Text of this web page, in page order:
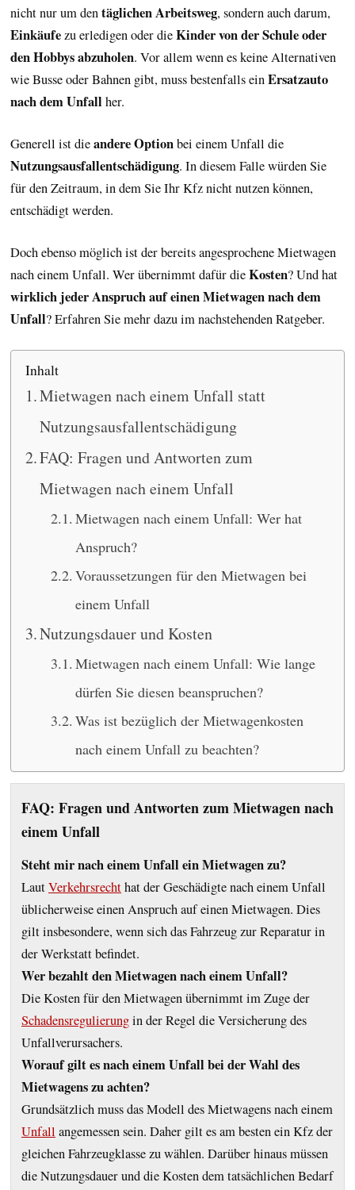
nicht nur um dentäglichen Arbeitsweg, sondern auch darum,
Einkäufezu erledigen oder dieKinder von der Schule oder
den Hobbys abzuholen. Vor allem wenn es keine Alternativen
wie Busse oder Bahnen gibt, muss bestenfalls einErsatzauto
nach dem Unfall her.
Generell ist dieandere Optionbei einem Unfall die
Nutzungsausfallentschädigung. In diesem Falle würden Sie
für den Zeitraum, in dem Sie Ihr Kfz nicht nutzen können,
entschädigt werden.
Doch ebenso möglich ist der bereits angesprochene Mietwagen
nach einem Unfall. Wer übernimmt dafür dieKosten? Und hat
wirklich jeder Anspruch auf einen Mietwagen nach dem
Unfall? Erfahren Sie mehr dazu im nachstehenden Ratgeber.
Inhalt
Mietwagen nach einem Unfall statt
Nutzungsausfallentschädigung
FAQ: Fragen und Antworten zum
Mietwagen nach einem Unfall
Mietwagen nach einem Unfall: Wer hat
Anspruch?
Voraussetzungen für den Mietwagen bei
einem Unfall
Nutzungsdauer und Kosten
Mietwagen nach einem Unfall: Wie lange
dürfen Sie diesen beanspruchen?
Was ist bezüglich der Mietwagenkosten
nach einem Unfall zu beachten?
FAQ: Fragen und Antworten zum Mietwagen nach
einem Unfall
Steht mir nach einem Unfall ein Mietwagen zu?
LautVerkehrsrechthat der Geschädigte nach einem Unfall
üblicherweise einen Anspruch auf einen Mietwagen. Dies
gilt insbesondere, wenn sich das Fahrzeug zur Reparatur in
der Werkstatt befindet.
Wer bezahlt den Mietwagen nach einem Unfall?
Die Kosten für den Mietwagen übernimmt im Zuge der
Schadensregulierungin der Regel die Versicherung des
Unfallverursachers.
Worauf gilt es nach einem Unfall bei der Wahl des
Mietwagens zu achten?
Grundsätzlich muss das Modell des Mietwagens nach einem
Unfall angemessen sein. Daher gilt es am besten ein Kfz der
gleichen Fahrzeugklasse zu wählen. Darüber hinaus müssen
die Nutzungsdauer und die Kosten dem tatsächlichen Bedarf